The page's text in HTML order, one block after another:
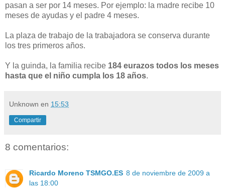
pasan a ser por 14 meses. Por ejemplo: la madre recibe 10
meses de ayudas y el padre 4 meses.
La plaza de trabajo de la trabajadora se conserva durante
los tres primeros años.
Y la guinda, la familia recibe 184 eurazos todos los meses
hasta que el niño cumpla los 18 años.
Unknown en 15:53
Compartir
8 comentarios:
Ricardo Moreno TSMGO.ES 8 de noviembre de 2009 a
las 18:00